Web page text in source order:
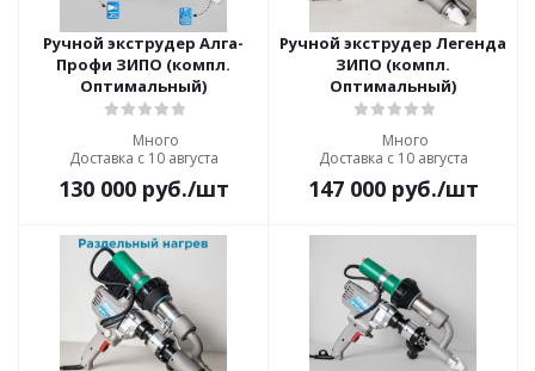
Ручной экструдер Алга-
Профи ЗИПО (компл.
Оптимальный)
Много
Доставка с 10 августа
130 000руб./шт
Ручной экструдер Легенда
ЗИПО (компл.
Оптимальный)
Много
Доставка с 10 августа
147 000руб./шт